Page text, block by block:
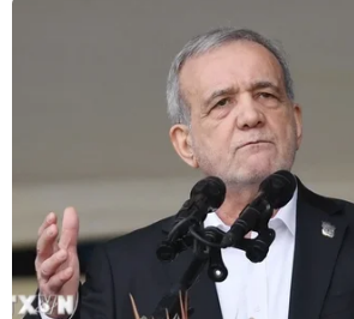
Italy và Hy Lạp trở thành điểm nóng
của virus Tây sông Nile
06/08/2026 13:24